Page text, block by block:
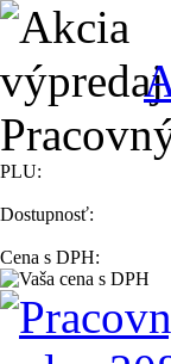
PLU:
Dostupnosť:
Cena s DPH: